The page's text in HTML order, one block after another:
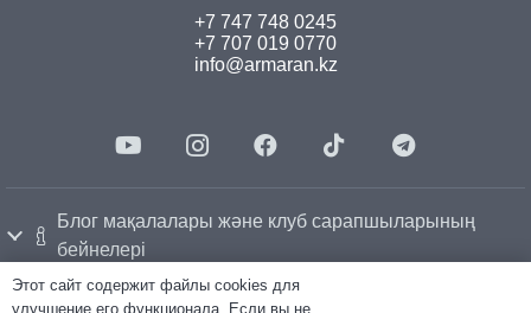
+7 747 748 0245
+7 707 019 0770
info@armaran.kz
Блог мақалалары және клуб сарапшыларының
бейнелері
Этот сайт содержит файлы cookies для
улучшение его функционала. Если вы не